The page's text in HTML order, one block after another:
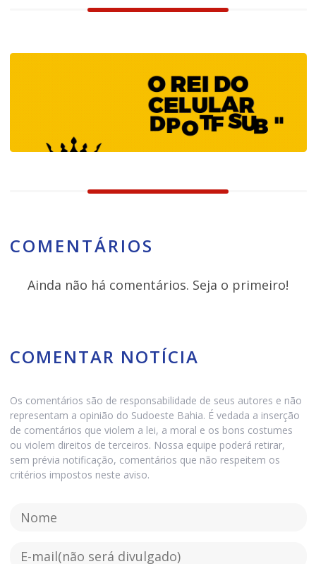
COMENTÁRIOS
Ainda não há comentários. Seja o primeiro!
COMENTAR NOTÍCIA
Os comentários são de responsabilidade de seus autores e não
representam a opinião do Sudoeste Bahia. É vedada a inserção
de comentários que violem a lei, a moral e os bons costumes
ou violem direitos de terceiros. Nossa equipe poderá retirar,
sem prévia notificação, comentários que não respeitem os
critérios impostos neste aviso.